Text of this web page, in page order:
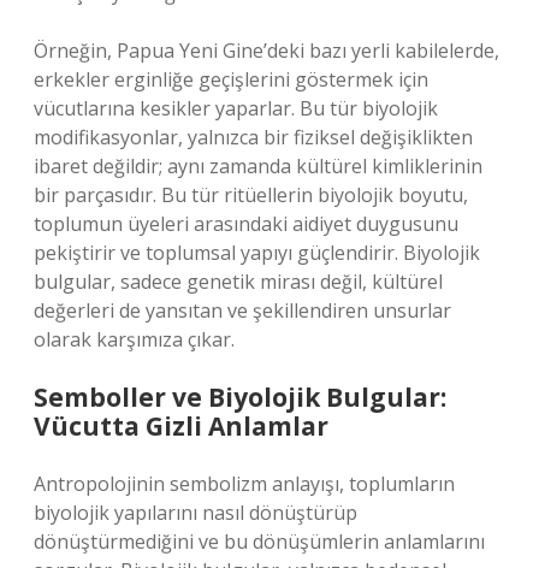
Örneğin, Papua Yeni Gine’deki bazı yerli kabilelerde,
erkekler erginliğe geçişlerini göstermek için
vücutlarına kesikler yaparlar. Bu tür biyolojik
modifikasyonlar, yalnızca bir fiziksel değişiklikten
ibaret değildir; aynı zamanda kültürel kimliklerinin
bir parçasıdır. Bu tür ritüellerin biyolojik boyutu,
toplumun üyeleri arasındaki aidiyet duygusunu
pekiştirir ve toplumsal yapıyı güçlendirir. Biyolojik
bulgular, sadece genetik mirası değil, kültürel
değerleri de yansıtan ve şekillendiren unsurlar
olarak karşımıza çıkar.
Semboller ve Biyolojik Bulgular:
Vücutta Gizli Anlamlar
Antropolojinin sembolizm anlayışı, toplumların
biyolojik yapılarını nasıl dönüştürüp
dönüştürmediğini ve bu dönüşümlerin anlamlarını